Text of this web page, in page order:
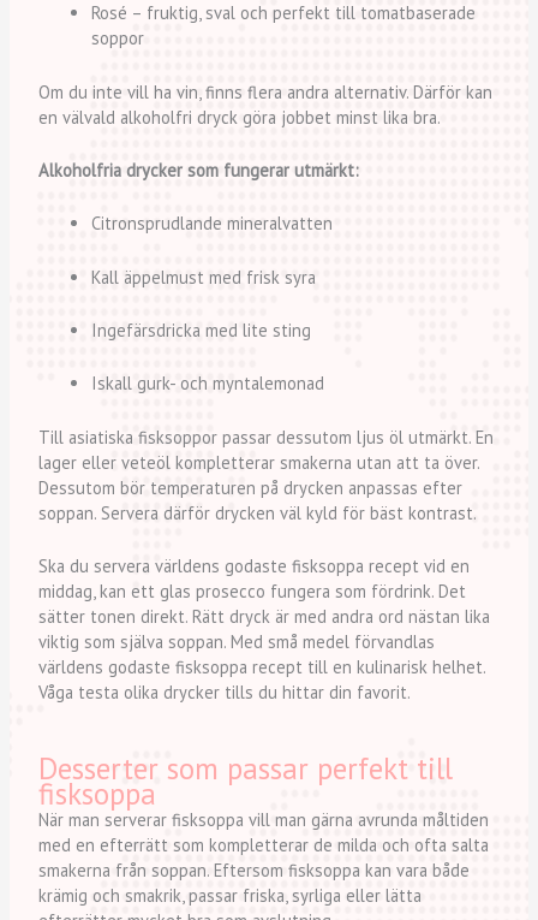
Rosé – fruktig, sval och perfekt till tomatbaserade
soppor
Om du inte vill ha vin, finns flera andra alternativ. Därför kan
en välvald alkoholfri dryck göra jobbet minst lika bra.
Alkoholfria drycker som fungerar utmärkt:
Citronsprudlande mineralvatten
Kall äppelmust med frisk syra
Ingefärsdricka med lite sting
Iskall gurk- och myntalemonad
Till asiatiska fisksoppor passar dessutom ljus öl utmärkt. En
lager eller veteöl kompletterar smakerna utan att ta över.
Dessutom bör temperaturen på drycken anpassas efter
soppan. Servera därför drycken väl kyld för bäst kontrast.
Ska du servera världens godaste fisksoppa recept vid en
middag, kan ett glas prosecco fungera som fördrink. Det
sätter tonen direkt. Rätt dryck är med andra ord nästan lika
viktig som själva soppan. Med små medel förvandlas
världens godaste fisksoppa recept till en kulinarisk helhet.
Våga testa olika drycker tills du hittar din favorit.
Desserter som passar perfekt till
fisksoppa
När man serverar fisksoppa vill man gärna avrunda måltiden
med en efterrätt som kompletterar de milda och ofta salta
smakerna från soppan. Eftersom fisksoppa kan vara både
krämig och smakrik, passar friska, syrliga eller lätta